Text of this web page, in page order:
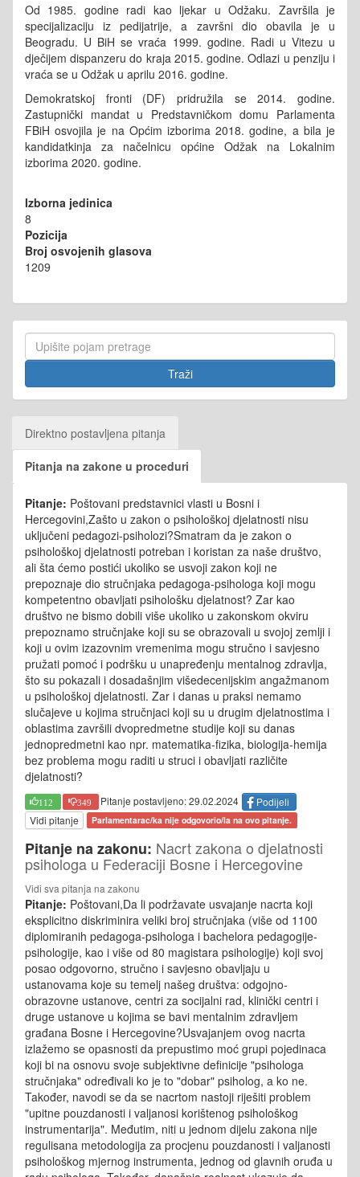
Od 1985. godine radi kao ljekar u Odžaku. Završila je
specijalizaciju iz pedijatrije, a završni dio obavila je u
Beogradu. U BiH se vraća 1999. godine. Radi u Vitezu u
dječijem dispanzeru do kraja 2015. godine. Odlazi u penziju i
vraća se u Odžak u aprilu 2016. godine.
Demokratskoj fronti (DF) pridružila se 2014. godine.
Zastupnički mandat u Predstavničkom domu Parlamenta
FBiH osvojila je na Općim izborima 2018. godine, a bila je
kandidatkinja za načelnicu općine Odžak na Lokalnim
izborima 2020. godine.
Izborna jedinica
8
Pozicija
Broj osvojenih glasova
1209
Direktno postavljena pitanja
Pitanja na zakone u proceduri
Pitanje: Poštovani predstavnici vlasti u Bosni i
Hercegovini,Zašto u zakon o psihološkoj djelatnosti nisu
uključeni pedagozi-psiholozi?Smatram da je zakon o
psihološkoj djelatnosti potreban i koristan za naše društvo,
ali šta ćemo postići ukoliko se usvoji zakon koji ne
prepoznaje dio stručnjaka pedagoga-psihologa koji mogu
kompetentno obavljati psihološku djelatnost? Zar kao
društvo ne bismo dobili više ukoliko u zakonskom okviru
prepoznamo stručnjake koji su se obrazovali u svojoj zemlji i
koji u ovim izazovnim vremenima mogu stručno i savjesno
pružati pomoć i podršku u unapređenju mentalnog zdravlja,
što su pokazali i dosadašnjim višedecenijskim angažmanom
u psihološkoj djelatnosti. Zar i danas u praksi nemamo
slučajeve u kojima stručnjaci koji su u drugim djelatnostima i
oblastima završili dvopredmetne studije koji su danas
jednopredmetni kao npr. matematika-fizika, biologija-hemija
bez problema mogu raditi u struci i obavljati različite
djelatnosti?
112 349 Pitanje postavljeno: 29.02.2024
Podijeli
Vidi pitanje
Parlamentarac/ka nije odgovorio/la na ovo pitanje.
Pitanje na zakonu: Nacrt zakona o djelatnosti
psihologa u Federaciji Bosne i Hercegovine
Vidi sva pitanja na zakonu
Pitanje: Poštovani,Da li podržavate usvajanje nacrta koji
eksplicitno diskriminira veliki broj stručnjaka (više od 1100
diplomiranih pedagoga-psihologa i bachelora pedagogije-
psihologije, kao i više od 80 magistara psihologije) koji svoj
posao odgovorno, stručno i savjesno obavljaju u
ustanovama koje su temelj našeg društva: odgojno-
obrazovne ustanove, centri za socijalni rad, klinički centri i
druge ustanove u kojima se bavi mentalnim zdravljem
građana Bosne i Hercegovine?Usvajanjem ovog nacrta
izlažemo se opasnosti da prepustimo moć grupi pojedinaca
koji bi na osnovu svoje subjektivne definicije "psihologa
stručnjaka" određivali ko je to "dobar" psiholog, a ko ne.
Također, navodi se da se nacrtom nastoji riješiti problem
"upitne pouzdanosti i valjanosi korištenog psihološkog
instrumentarija". Međutim, niti u jednom dijelu zakona nije
regulisana metodologija za procjenu pouzdanosti i valjanosti
psihološkog mjernog instrumenta, jednog od glavnih oruđa u